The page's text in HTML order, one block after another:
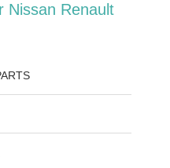
Nissan Renault